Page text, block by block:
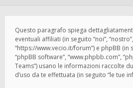
Questo paragrafo spiega
eventuali affiliati (in seguito “noi”, “nostro”,
“https://www.vecio.it/forum”) e phpBB (in
“phpBB software”, “www.phpbb.com”,
Teams”) usano le informazioni raccolte
d’uso da te effettuata (in seguito “le tue